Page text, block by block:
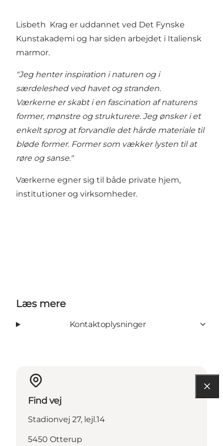
Lisbeth Krag er uddannet ved Det Fynske
Kunstakademi og har siden arbejdet i Italiensk
marmor.
"Jeg henter inspiration i naturen og i
særdeleshed ved havet og stranden.
Værkerne er skabt i en fascination af naturens
former, mønstre og strukturere. Jeg ønsker i et
enkelt sprog at forvandle det hårde materiale til
bløde former. Former som vækker lysten til at
røre og sanse."
Værkerne egner sig til både private hjem,
institutioner og virksomheder.
Læs mere
Kontaktoplysninger
Find vej
Stadionvej 27, lejl.14
5450 Otterup